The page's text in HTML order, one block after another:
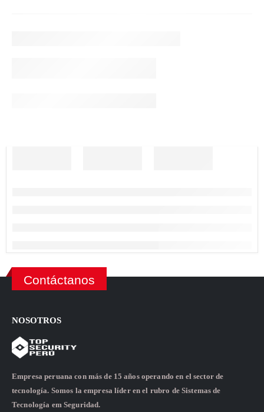
Contáctanos
NOSOTROS
Empresa peruana con más de 15 años operando en el sector de
tecnología. Somos la empresa líder en el rubro de Sistemas de
Tecnología em Seguridad.